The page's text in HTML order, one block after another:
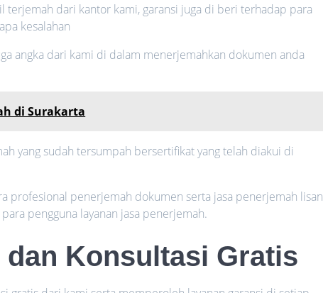
terjemah dari kantor kami, garansi juga di beri terhadap para
kesalahan
angka dari kami di dalam menerjemahkan dokumen anda
di Surakarta
yang sudah tersumpah bersertifikat yang telah diakui di
profesional penerjemah dokumen serta jasa penerjemah lisan
pengguna layanan jasa penerjemah.
dan Konsultasi Gratis